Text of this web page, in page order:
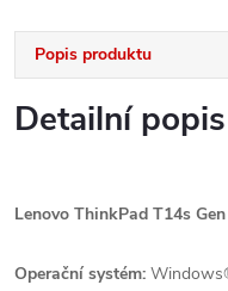
Popis produktu
Detailní
Lenovo ThinkPad T14s
Operační systém: